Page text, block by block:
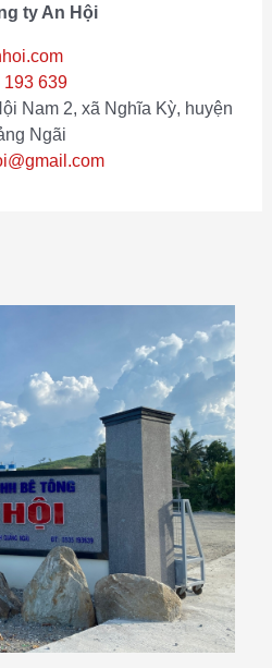
ty An Hội
193 639
Nam 2, xã Nghĩa Kỳ, huyện
Ngãi